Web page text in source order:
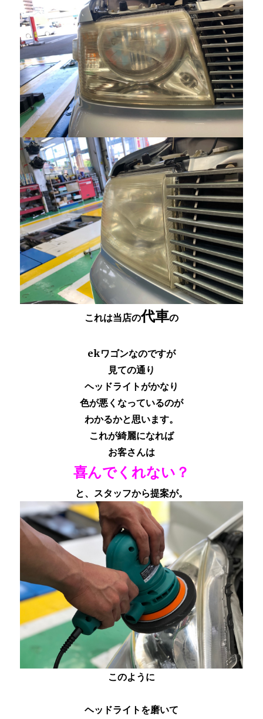
これは当店の代車の
ekワゴンなのですが
見ての通り
ヘッドライトがかなり
色が悪くなっているのが
わかるかと思います。
これが綺麗になれば
お客さんは
喜んでくれない？
と、スタッフから提案が。
このように
ヘッドライトを磨いて